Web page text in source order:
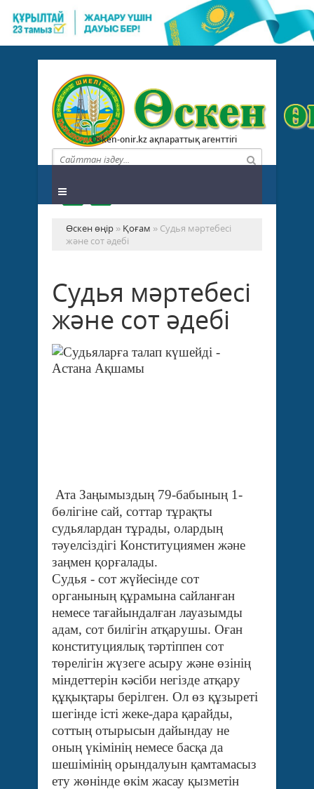
Osken-onir.kz ақпараттық агенттігі
Өскен өңір » Қоғам » Судья мәртебесі
және сот әдебі
Судья мәртебесі
және сот әдебі
Ата Заңымыздың 79-бабының 1-
бөлігіне сай, соттар тұрақты
судьялардан тұрады, олардың
тәуелсіздігі Конституциямен және
заңмен қорғалады.
Судья - сот жүйесінде сот
органының құрамына сайланған
немесе тағайындалған лауазымды
адам, сот билігін атқарушы. Оған
конституциялық тәртіппен сот
төрелігін жүзеге асыру және өзінің
міндеттерін кәсіби негізде атқару
құқықтары берілген. Ол өз құзыреті
шегінде істі жеке-дара қарайды,
соттың отырысын дайындау не
оның үкімінің немесе басқа да
шешімінің орындалуын қамтамасыз
ету жөнінде өкім жасау қызметін